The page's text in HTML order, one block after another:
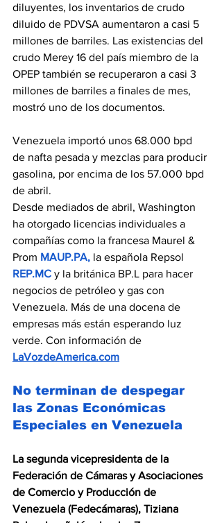
diluyentes, los inventarios de crudo
diluido de PDVSA aumentaron a casi 5
millones de barriles. Las existencias del
crudo Merey 16 del país miembro de la
OPEP también se recuperaron a casi 3
millones de barriles a finales de mes,
mostró uno de los documentos.
Venezuela importó unos 68.000 bpd
de nafta pesada y mezclas para producir
gasolina, por encima de los 57.000 bpd
de abril.
Desde mediados de abril, Washington
ha otorgado licencias individuales a
compañías como la francesa Maurel &
Prom MAUP.PA, la española Repsol
REP.MC y la británica BP.L para hacer
negocios de petróleo y gas con
Venezuela. Más de una docena de
empresas más están esperando luz
verde. Con información de
LaVozdeAmerica.com
No terminan de despegar
las Zonas Económicas
Especiales en Venezuela
La segunda vicepresidenta de la
Federación de Cámaras y Asociaciones
de Comercio y Producción de
Venezuela (Fedecámaras), Tiziana